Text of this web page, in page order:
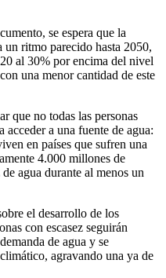
se espera que la
un ritmo parecido hasta 2050,
al 30% por encima del nivel
una menor cantidad de este
que no todas las personas
acceder a una fuente de agua:
en países que sufren una
4.000 millones de
agua durante al menos un
el desarrollo de los
con escasez seguirán
de agua y se
agravando una ya de